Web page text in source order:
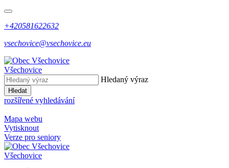
+420581622632
vsechovice@vsechovice.eu
Všechovice
Hledaný výraz
Hledat
rozšířené vyhledávání
Mapa webu
Vytisknout
Verze pro seniory
Všechovice